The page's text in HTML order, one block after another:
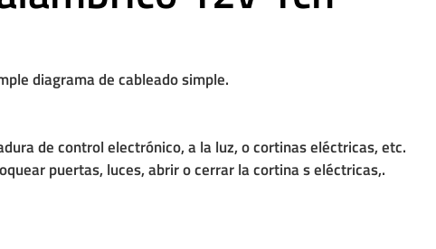
diagrama de cableado simple.
de control electrónico, a la luz, o cortinas eléctricas, etc.
puertas, luces, abrir o cerrar la cortina s eléctricas,.